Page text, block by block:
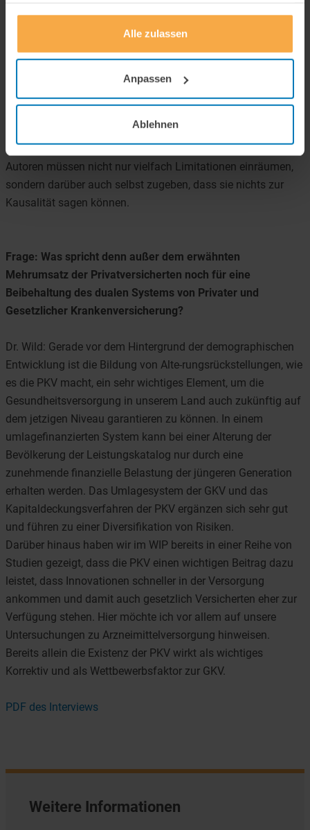
gesammelt haben.
Alle zulassen
Anpassen
Ablehnen
attraktiven Freizeitangeboten abhängig ist. Auch der Blick in
und dies ist offensichtlich unabhängig davon, wie die
Gesundheits-systeme finanziert werden oder wie die
Ärztevergütung ausgestaltet ist.
These zu belegen. Die Effekte in ihrem Regressionsmodell
sind sehr klein und überwiegend nicht signifikant. Die
Autoren müssen nicht nur vielfach Limitationen einräumen,
sondern darüber auch selbst zugeben, dass sie nichts zur
Kausalität sagen können.
Frage: Was spricht denn außer dem erwähnten
Mehrumsatz der Privatversicherten noch für eine
Beibehaltung des dualen Systems von Privater und
Gesetzlicher Krankenversicherung?
Dr. Wild: Gerade vor dem Hintergrund der demographischen
Entwicklung ist die Bildung von Alte-rungsrückstellungen, wie
es die PKV macht, ein sehr wichtiges Element, um die
Gesundheitsversorgung in unserem Land auch zukünftig auf
dem jetzigen Niveau garantieren zu können. In einem
umlagefinanzierten System kann bei einer Alterung der
Bevölkerung der Leistungskatalog nur durch eine
zunehmende finanzielle Belastung der jüngeren Generation
erhalten werden. Das Umlagesystem der GKV und das
Kapitaldeckungsverfahren der PKV ergänzen sich sehr gut
und führen zu einer Diversifikation von Risiken.
Darüber hinaus haben wir im WIP bereits in einer Reihe von
Studien gezeigt, dass die PKV einen wichtigen Beitrag dazu
leistet, dass Innovationen schneller in der Versorgung
ankommen und damit auch gesetzlich Versicherten eher zur
Verfügung stehen. Hier möchte ich vor allem auf unsere
Untersuchungen zu Arzneimittelversorgung hinweisen.
Bereits allein die Existenz der PKV wirkt als wichtiges
Korrektiv und als Wettbewerbsfaktor zur GKV.
PDF des Interviews
Weitere Informationen